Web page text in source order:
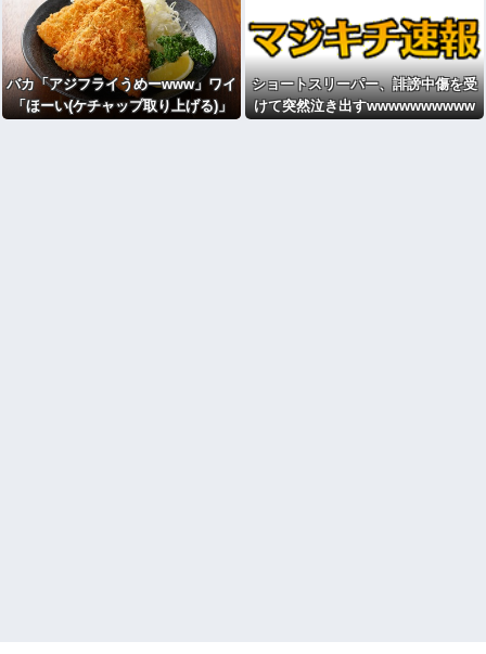
バカ「アジフライうめーwww」ワイ
「ほーい(ケチャップ取り上げる)」
ショートスリーパー、誹謗中傷を受
けて突然泣き出すwwwwwwwwww